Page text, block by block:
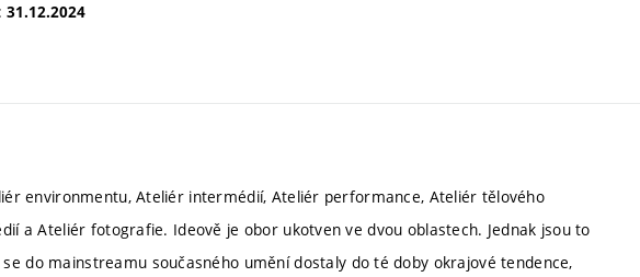
31.12.2024
environmentu, Ateliér intermédií, Ateliér performance, Ateliér tělového
a Ateliér fotografie. Ideově je obor ukotven ve dvou oblastech. Jednak jsou to
do mainstreamu současného umění dostaly do té doby okrajové tendence,